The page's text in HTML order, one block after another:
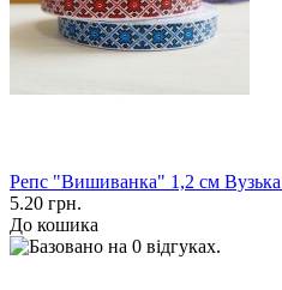
Репс "Вишиванка" 1,2 см
5.20 грн.
До кошика